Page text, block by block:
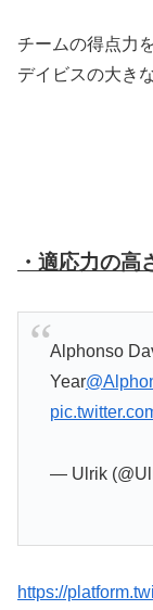
チームの得点力
デイビスの大き
・適応力の高
Alphonso
Year
— Ulrik
https://